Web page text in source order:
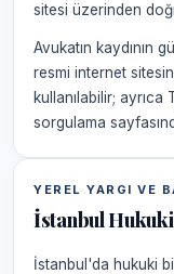
sitesi üzerinden
Avukatın kaydının
resmi internet
kullanılabilir;
sorgulama
YEREL YARGI VE
İstanbul Hukuki
İstanbul'da hukuki